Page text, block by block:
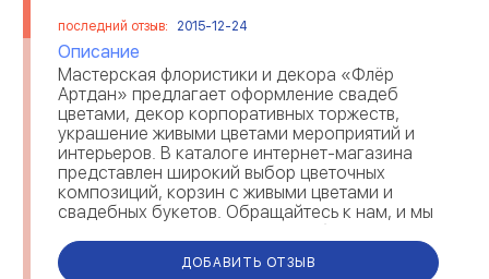
последний отзыв: 2015-12-24
Описание
Мастерская флористики и декора «Флёр
Артдан» предлагает оформление свадеб
цветами, декор корпоративных торжеств,
украшение живыми цветами мероприятий и
интерьеров. В каталоге интернет-магазина
представлен широкий выбор цветочных
композиций, корзин с живыми цветами и
свадебных букетов. Обращайтесь к нам, и мы
вместе сделаем этот день незабываемым! ...
ДОБАВИТЬ ОТЗЫВ